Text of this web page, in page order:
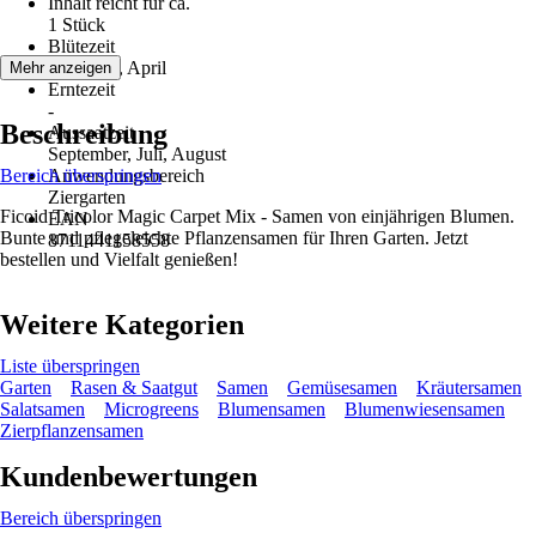
1 Stück
Blütezeit
Mai, Juni, April
Erntezeit
-
Aussaatzeit
September, Juli, August
Anwendungsbereich
Ziergarten
EAN
8711441158558
Mehr anzeigen
Beschreibung
Bereich überspringen
Ficoid Tricolor Magic Carpet Mix - Samen von einjährigen Blumen.
Bunte und pflegeleichte Pflanzensamen für Ihren Garten. Jetzt
bestellen und Vielfalt genießen!
Weitere Kategorien
Liste überspringen
Garten
Rasen & Saatgut Samen Gemüsesamen
Kräutersamen
Salatsamen
Microgreens Blumensamen
Blumenwiesensamen
Zierpflanzensamen
Kundenbewertungen
Bereich überspringen